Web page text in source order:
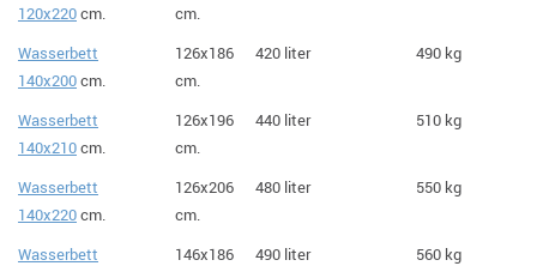
120x220cm.
cm.
Wasserbett
140x200cm.
126x186
cm.
420 liter 490 kg
Wasserbett
140x210cm.
126x196
cm.
440 liter 510 kg
Wasserbett
140x220cm.
126x206
cm.
480 liter 550 kg
Wasserbett
146x186
490 liter 560 kg